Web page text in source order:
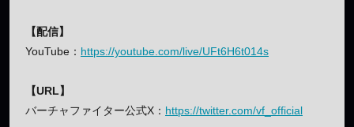
【配信】
YouTube： https://youtube.com/live/UFt6H6t014s
【URL】
バーチャファイター公式X： https://twitter.com/vf_official